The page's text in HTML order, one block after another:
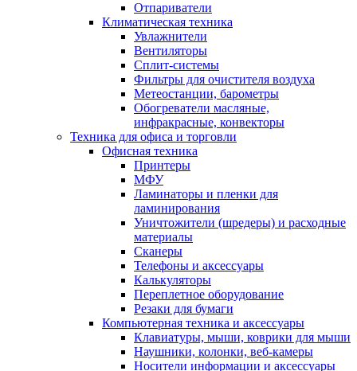
Отпариватели
Климатическая техника
Увлажнители
Вентиляторы
Сплит-системы
Фильтры для очистителя воздуха
Метеостанции, барометры
Обогреватели масляные,
инфракрасные, конвекторы
Техника для офиса и торговли
Офисная техника
Принтеры
МФУ
Ламинаторы и пленки для
ламинирования
Уничтожители (шредеры) и расходные
материалы
Сканеры
Телефоны и аксессуары
Калькуляторы
Переплетное оборудование
Резаки для бумаги
Компьютерная техника и аксессуары
Клавиатуры, мыши, коврики для мыши
Наушники, колонки, веб-камеры
Носители информации и аксессуары